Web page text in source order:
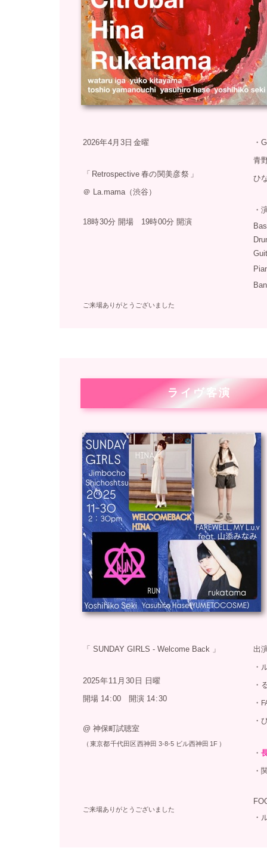
「 SUNDAY GIRLS - Welcome Back 」
2025年11 月 30 日
日曜
開場 14:00 開演 14:30
@ 神保町試聴室
（ 東京都千代田区西神田 3-8-5 ビル西神田 1F ）
ご来場ありがとうございました
出
・
・
・
・
・
・
・
ライヴ客演
2026年4月 3日 金曜
「 Retrospective 春の関美彦祭 」
＠ La.mama（渋谷）
18時30分 開場 19時00分 開演
ご来場ありがとうございました
・
青
ひ
・